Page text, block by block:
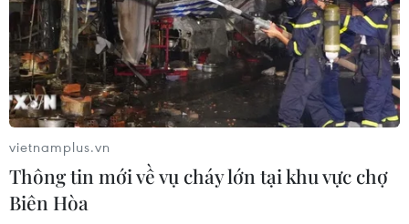
vietnamplus.vn
Thông tin mới về vụ cháy lớn tại khu vực chợ
Biên Hòa